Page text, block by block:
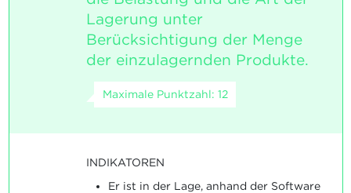
Lagerung unter
Berücksichtigung der Menge
der einzulagernden Produkte.
Maximale Punktzahl: 12
INDIKATOREN
Er ist in der Lage, anhand der Software